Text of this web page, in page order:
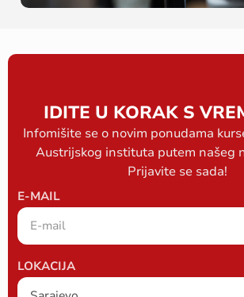
IDITE U KORAK S
Infomišite se o novim ponudama
Austrijskog instituta putem našeg
Prijavite se sada!
E-MAIL
LOKACIJA